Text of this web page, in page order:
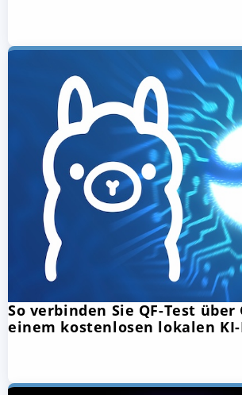
So verbinden Sie QF-Test
einem kostenlosen lokalen